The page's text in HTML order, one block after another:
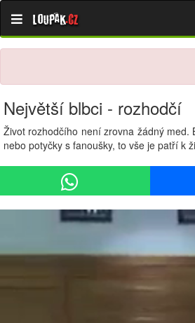
Loupak.cz
Největší blbci - rozhodčí
Život rozhodčího není zrovna žádný
nebo potyčky s fanoušky, to vše je patří k